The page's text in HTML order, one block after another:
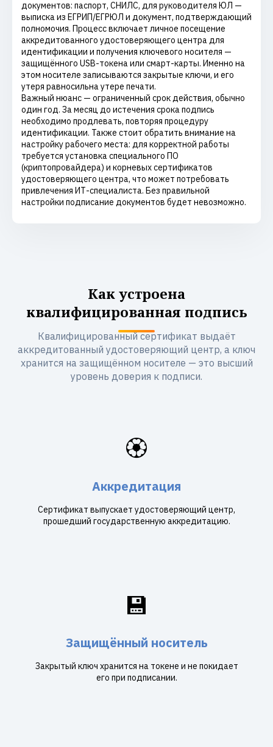
документов: паспорт, СНИЛС, для руководителя ЮЛ —
выписка из ЕГРИП/ЕГРЮЛ и документ, подтверждающий
полномочия. Процесс включает личное посещение
аккредитованного удостоверяющего центра для
идентификации и получения ключевого носителя —
защищённого USB-токена или смарт-карты. Именно на
этом носителе записываются закрытые ключи, и его
утеря равносильна утере печати.
Важный нюанс — ограниченный срок действия, обычно
один год. За месяц до истечения срока подпись
необходимо продлевать, повторяя процедуру
идентификации. Также стоит обратить внимание на
настройку рабочего места: для корректной работы
требуется установка специального ПО
(криптопровайдера) и корневых сертификатов
удостоверяющего центра, что может потребовать
привлечения ИТ-специалиста. Без правильной
настройки подписание документов будет невозможно.
Как устроена
квалифицированная подпись
Квалифицированный сертификат выдаёт
аккредитованный удостоверяющий центр, а ключ
хранится на защищённом носителе — это высший
уровень доверия к подписи.
🏵️
Аккредитация
Сертификат выпускает удостоверяющий центр,
прошедший государственную аккредитацию.
💾
Защищённый носитель
Закрытый ключ хранится на токене и не покидает
его при подписании.